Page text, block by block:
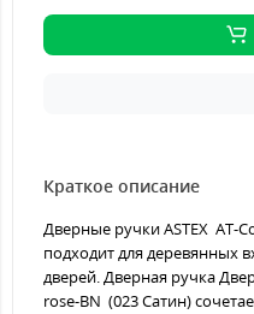
Краткое описание
Дверные ручки ASTEX AT-
подходит для деревянных
дверей. Дверная ручка
rose-BN (023 Сатин)